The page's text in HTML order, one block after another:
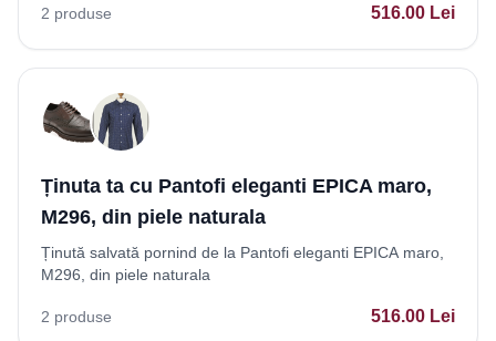
2 produse 516.00 Lei
Ținuta ta cu Pantofi eleganti EPICA maro,
M296, din piele naturala
Ținută salvată pornind de la Pantofi eleganti EPICA maro,
M296, din piele naturala
2 produse 516.00 Lei